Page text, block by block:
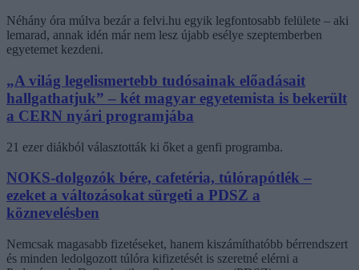
Néhány óra múlva bezár a felvi.hu egyik legfontosabb felülete – aki
lemarad, annak idén már nem lesz újabb esélye szeptemberben
egyetemet kezdeni.
„A világ legelismertebb tudósainak előadásait
hallgathatjuk” – két magyar egyetemista is bekerült
a CERN nyári programjába
21 ezer diákból választották ki őket a genfi programba.
NOKS-dolgozók bére, cafetéria, túlórapótlék –
ezeket a változásokat sürgeti a PDSZ a
köznevelésben
Nemcsak magasabb fizetéseket, hanem kiszámíthatóbb bérrendszert
és minden ledolgozott túlóra kifizetését is szeretné elérni a